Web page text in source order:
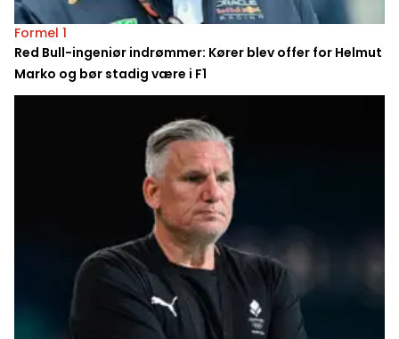
Formel 1
Red Bull-ingeniør indrømmer: Kører blev offer for Helmut
Marko og bør stadig være i F1